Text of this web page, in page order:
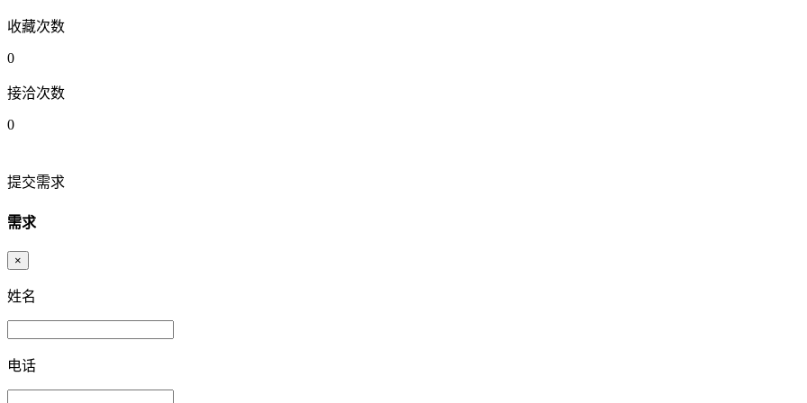
收藏次数
0
接洽次数
0
提交需求
需求
×
姓名
电话